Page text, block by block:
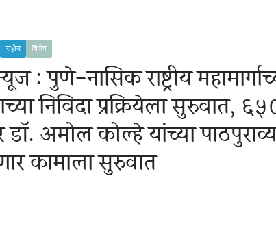
राष्ट्रीय विशेष
: पुणे-नासिक राष्ट्रीय
निविदा प्रक्रियेला सुरुवात,
अमोल कोल्हे यांच्या
कामाला सुरुवात